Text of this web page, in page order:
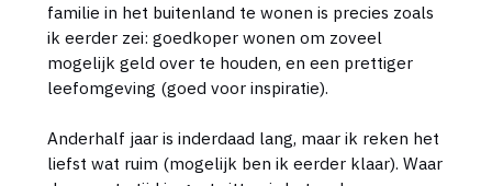
familie in het buitenland te wonen is precies zoals
ik eerder zei: goedkoper wonen om zoveel
mogelijk geld over te houden, en een prettiger
leefomgeving (goed voor inspiratie).
Anderhalf jaar is inderdaad lang, maar ik reken het
liefst wat ruim (mogelijk ben ik eerder klaar). Waar